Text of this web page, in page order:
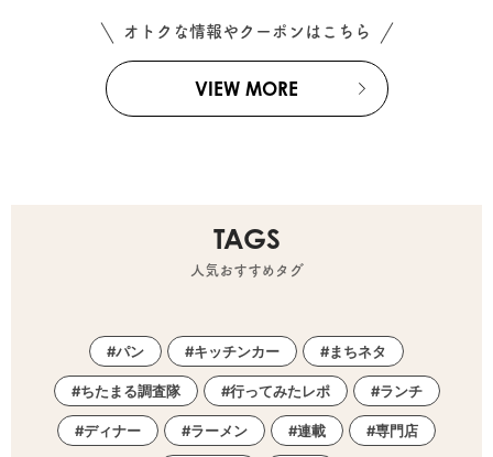
オトクな情報やクーポンはこちら
VIEW MORE
TAGS
人気おすすめタグ
パン キッチンカー まちネタ
ちたまる調査隊 行ってみたレポ ランチ
ディナー ラーメン 連載 専門店